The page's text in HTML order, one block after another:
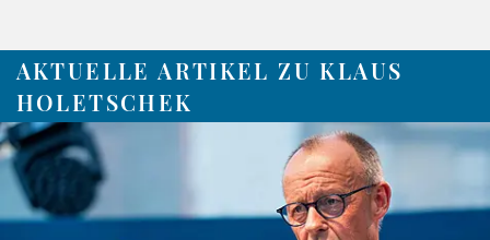
AKTUELLE ARTIKEL ZU KLAUS
HOLETSCHEK